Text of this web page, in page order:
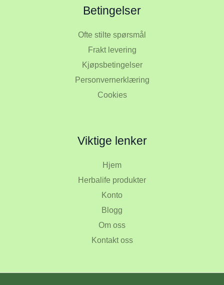
Betingelser
Ofte stilte spørsmål
Frakt levering
Kjøpsbetingelser
Personvernerklæring
Cookies
Viktige lenker
Hjem
Herbalife produkter
Konto
Blogg
Om oss
Kontakt oss